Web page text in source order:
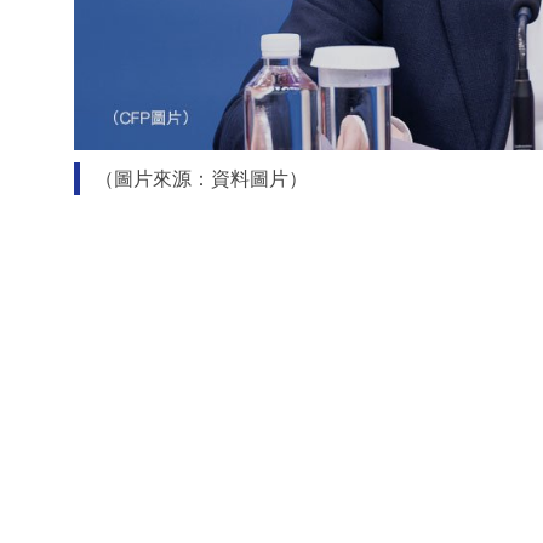
（圖片來源：資料圖片）